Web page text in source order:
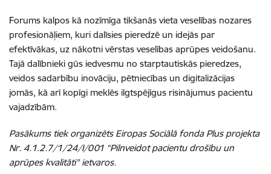
Forums kalpos kā nozīmīga tikšanās vieta veselības nozares
profesionāļiem, kuri dalīsies pieredzē un idejās par
efektīvākas, uz nākotni vērstas veselības aprūpes veidošanu.
Tajā dalībnieki gūs iedvesmu no starptautiskās pieredzes,
veidos sadarbību inovāciju, pētniecības un digitalizācijas
jomās, kā arī kopīgi meklēs ilgtspējīgus risinājumus pacientu
vajadzībām.
Pasākums tiek organizēts Eiropas Sociālā fonda Plus projekta
Nr. 4.1.2.7/1/24/I/001 “Pilnveidot pacientu drošību un
aprūpes kvalitāti” ietvaros.